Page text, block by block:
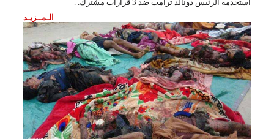
استخدمه الرئيس دونالد ترامب ضد 3 قرارات مشترك. .
الـمــزيـد